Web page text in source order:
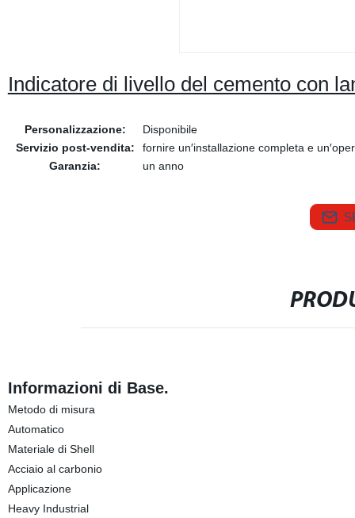
Indicatore di livello del cemento con
Personalizzazione:
Disponibile
Servizio post-vendita:
fornire un′installazione completa e
Garanzia:
un anno
Informazioni di Base.
Metodo di misura
Automatico
Materiale di Shell
Acciaio al carbonio
Applicazione
Heavy Industrial